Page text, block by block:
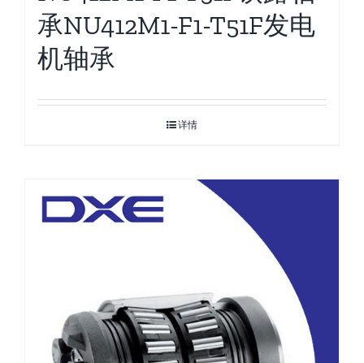
承NU412M1-F1-T51F发电
机轴承
详情